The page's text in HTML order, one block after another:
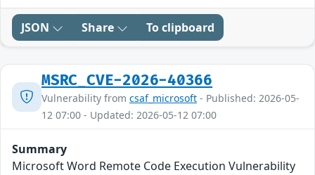
JSON Share To clipboard
MSRC_CVE-2026-40366
Vulnerability from csaf_microsoft - Published: 2026-05-
12 07:00 - Updated: 2026-05-12 07:00
Summary
Microsoft Word Remote Code Execution Vulnerability